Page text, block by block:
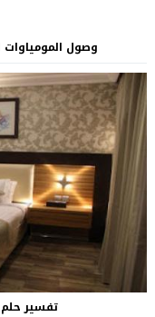
وصول
تفسير حلم